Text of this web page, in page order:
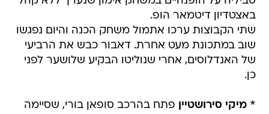
באצטדיון דיטמאר הופ.
שתי הקבוצות ערכו אתמול משחק הכנה והיום נפגשו
שוב במתכונת מעט אחרת. דאבור כבש את הרביעי
של האנדלוסים, אחרי שנוליטו הבקיע שלושער לפני
כן.
*מיקי סירושטיין פתח בהרכב סופאן בורי, שסיימה